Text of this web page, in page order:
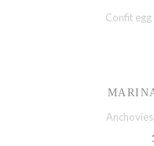
Confit